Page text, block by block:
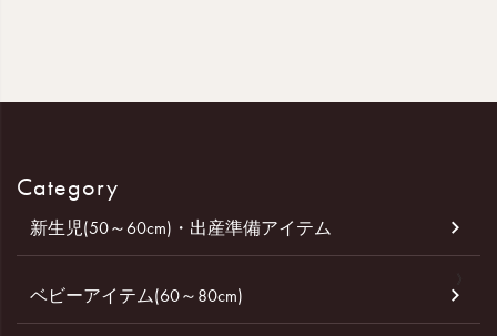
Category
新生児(50～60cm)・出産準備アイテム
ベビーアイテム(60～80cm)